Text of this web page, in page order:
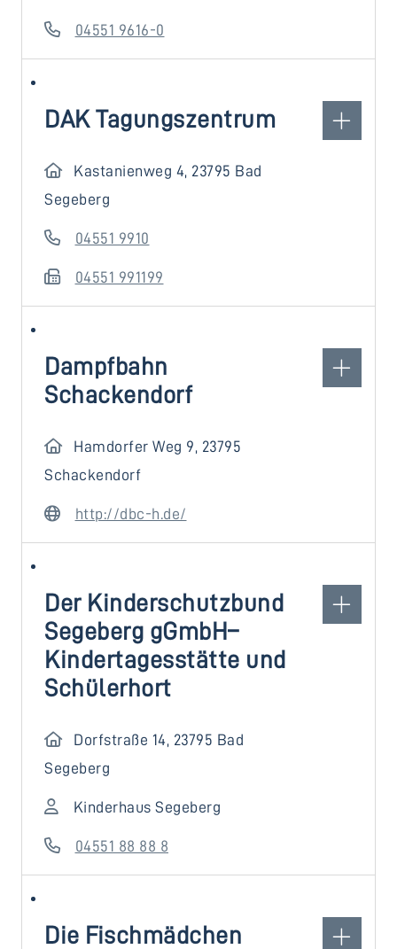
04551 9616-0
DAK Tagungszentrum
Kastanienweg 4, 23795 Bad
Segeberg
04551 9910
04551 991199
Dampfbahn
Schackendorf
Hamdorfer Weg 9, 23795
Schackendorf
http://dbc-h.de/
Der Kinderschutzbund
Segeberg gGmbH–
Kindertagesstätte und
Schülerhort
Dorfstraße 14, 23795 Bad
Segeberg
Kinderhaus Segeberg
04551 88 88 8
Die Fischmädchen